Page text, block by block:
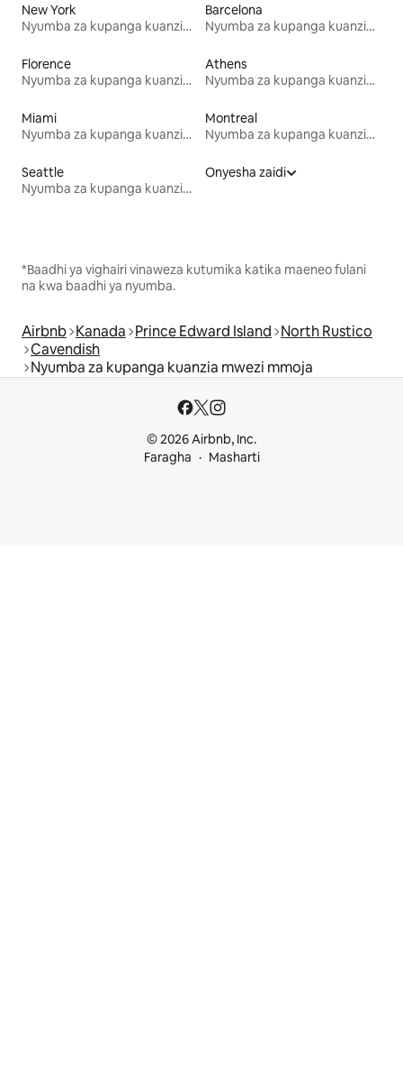
New York
Nyumba za kupanga kuanzia mwezi mmoja
Barcelona
Nyumba za kupanga kuanzia mwezi mmoja
Florence
Nyumba za kupanga kuanzia mwezi mmoja
Athens
Nyumba za kupanga kuanzia mwezi mmoja
Miami
Nyumba za kupanga kuanzia mwezi mmoja
Montreal
Nyumba za kupanga kuanzia mwezi mmoja
Seattle
Nyumba za kupanga kuanzia mwezi mmoja
Onyesha zaidi
*Baadhi ya vighairi vinaweza kutumika katika maeneo fulani
na kwa baadhi ya nyumba.
Airbnb Kanada Prince Edward Island North Rustico
Cavendish
Nyumba za kupanga kuanzia mwezi mmoja
© 2026 Airbnb, Inc.
Faragha
Masharti